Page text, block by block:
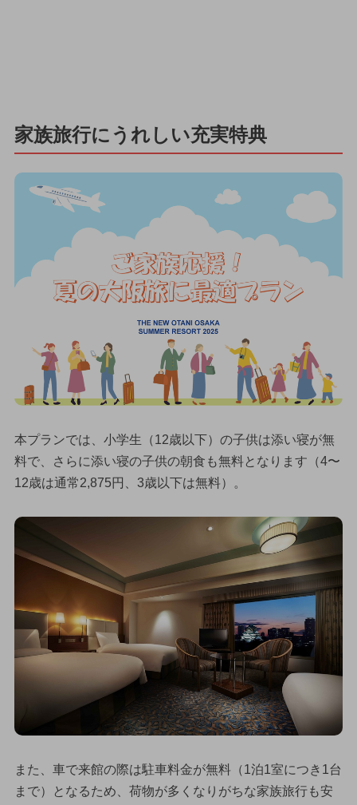
家族旅行にうれしい充実特典
本プランでは、小学生（12歳以下）の子供は添い寝が無
料で、さらに添い寝の子供の朝食も無料となります（4〜
12歳は通常2,875円、3歳以下は無料）。
また、車で来館の際は駐車料金が無料（1泊1室につき1台
まで）となるため、荷物が多くなりがちな家族旅行も安